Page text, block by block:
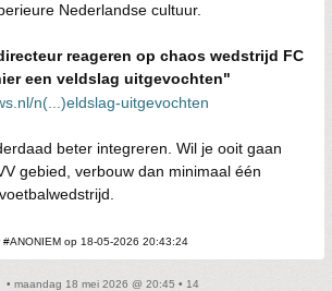
Nederlandse cultuur.
reageren op chaos wedstrijd FC
een veldslag uitgevochten"
n(...)eldslag-uitgevochten
beter integreren. Wil je ooit gaan
gebied, verbouw dan minimaal één
#ANONIEM op 18-05-2026 20:43:24
• maandag 18 mei 2026 @ 20:45 • 14